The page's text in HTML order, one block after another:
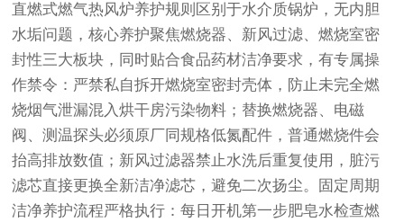
直燃式燃气热风炉养护规则区别于水介质锅炉，无内胆
水垢问题，核心养护聚焦燃烧器、新风过滤、燃烧室密
封性三大板块，同时贴合食品药材洁净要求，有专属操
作禁令：严禁私自拆开燃烧室密封壳体，防止未完全燃
烧烟气泄漏混入烘干房污染物料；替换燃烧器、电磁
阀、测温探头必须原厂同规格低氮配件，普通燃烧件会
抬高排放数值；新风过滤器禁止水洗后重复使用，脏污
滤芯直接更换全新洁净滤芯，避免二次扬尘。固定周期
洁净养护流程严格执行：每日开机第一步肥皂水检查燃